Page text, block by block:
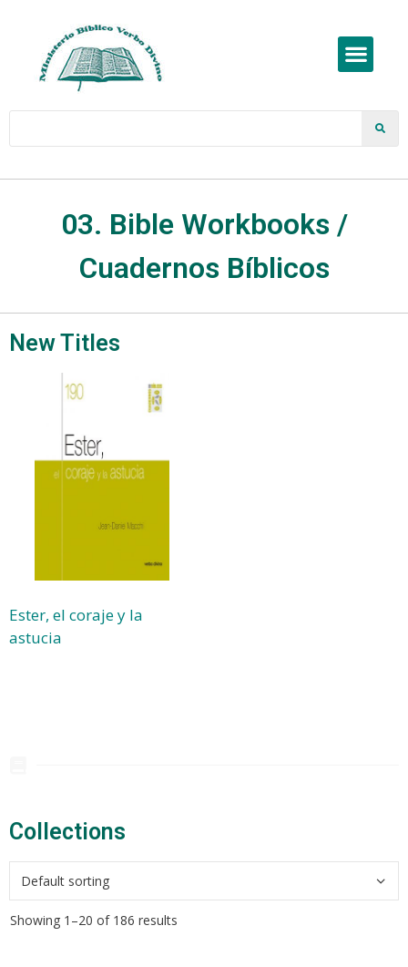
03. Bible Workbooks /
Cuadernos Bíblicos
New Titles
Ester, el coraje y la
astucia
Collections​
Showing 1–20 of 186 results